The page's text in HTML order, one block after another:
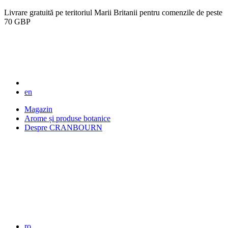
Livrare gratuită pe teritoriul Marii Britanii pentru comenzile de peste
70 GBP
en
Magazin
Arome și produse botanice
Despre CRANBOURN
ro